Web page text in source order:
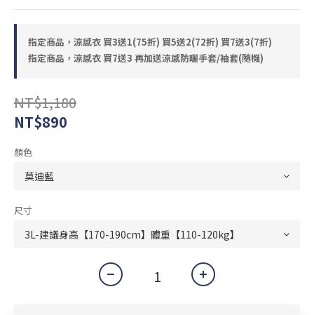
指定商品，涼感衣 買3送1(75折) 買5送2(72折) 買7送3(7折)
指定商品，涼感衣 買7送3 再加送涼感防曬手套/袖套(隨機)
NT$1,180
NT$890
顏色
尺寸